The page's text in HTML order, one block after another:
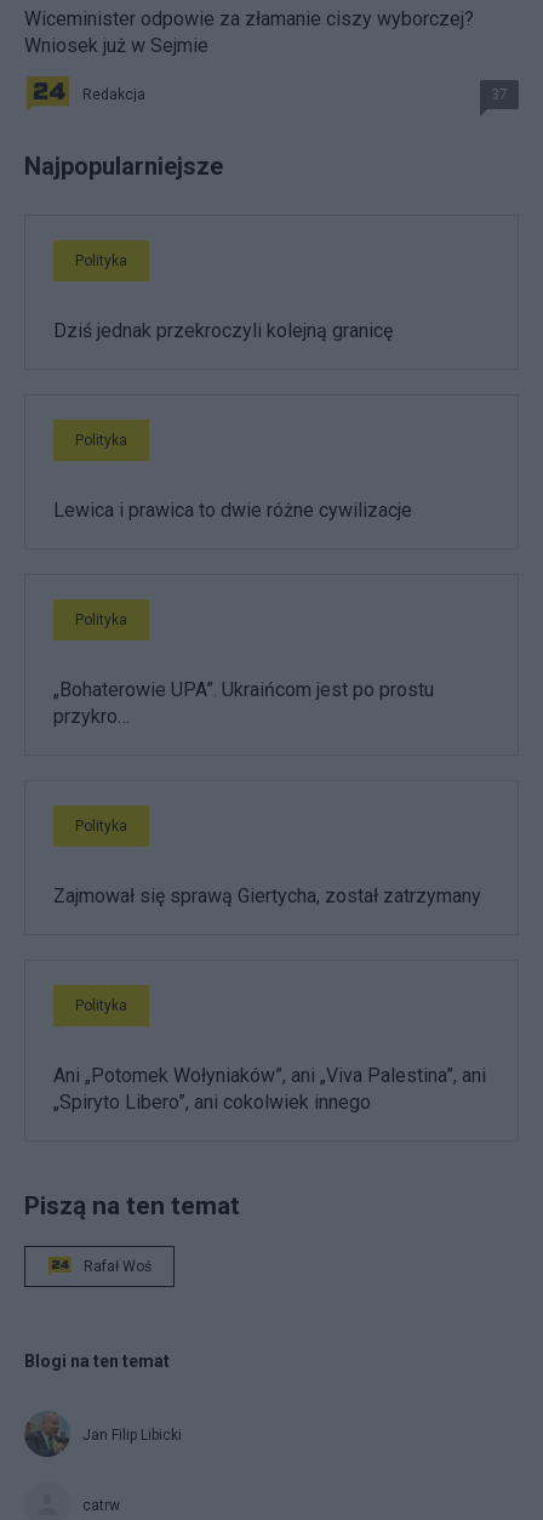
Wiceminister odpowie za złamanie ciszy wyborczej?
Wniosek już w Sejmie
Redakcja 37
Najpopularniejsze
Polityka
Dziś jednak przekroczyli kolejną granicę
Polityka
Lewica i prawica to dwie różne cywilizacje
Polityka
„Bohaterowie UPA”. Ukraińcom jest po prostu
przykro…
Polityka
Zajmował się sprawą Giertycha, został zatrzymany
Polityka
Ani „Potomek Wołyniaków”, ani „Viva Palestina”, ani
„Spiryto Libero”, ani cokolwiek innego
Piszą na ten temat
Rafał Woś
Blogi na ten temat
Jan Filip Libicki
catrw